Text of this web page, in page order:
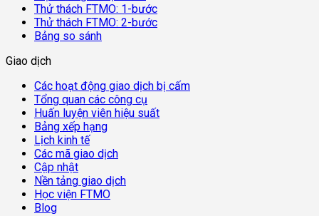
Thử thách FTMO: 1-bước
Thử thách FTMO: 2-bước
Bảng so sánh
Giao dịch
Các hoạt động giao dịch bị cấm
Tổng quan các công cụ
Huấn luyện viên hiệu suất
Bảng xếp hạng
Lịch kinh tế
Các mã giao dịch
Cập nhật
Nền tảng giao dịch
Học viện FTMO
Blog